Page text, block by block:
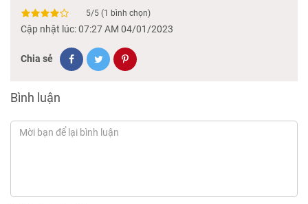
5/5 (1 bình chọn)
Cập nhật lúc: 07:27 AM 04/01/2023
Chia sẻ
Bình luận